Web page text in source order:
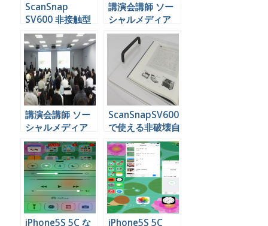
ScanSnap
SV600 非接触型
スキャナがでた！
講演会講師 ソー
シャルメディア
講演会講師 ソー
シャルメディア
大阪 京都 滋賀
ScanSnapSV600
で使える非破壊自
炊の便利ツールが
出ますよぉ
iPhone5S 5C な
iPhone5S 5C